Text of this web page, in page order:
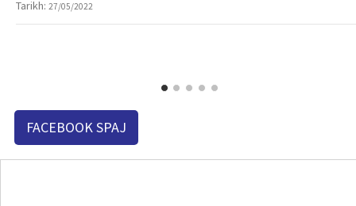
Tarikh: 27/05/2022
FACEBOOK SPAJ